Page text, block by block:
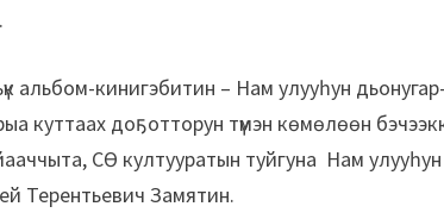
альбом-кинигэбитин – Нам улууһун
куттаах доҕотторун түмэн көмөлөөн
СӨ култууратын туйгуна Нам улууһун
Терентьевич Замятин.